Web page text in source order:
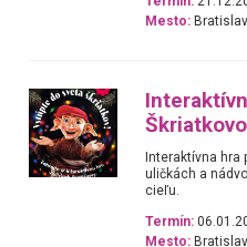
Mesto:
Interaktívna hra
uličkách a
cieľu.
Termín:
Mesto: